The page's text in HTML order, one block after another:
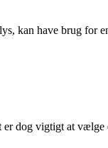
kan have brug for
dog vigtigt at